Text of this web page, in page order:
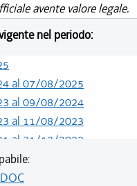
avente valore legale.
nel periodo:
al 07/08/2025
al 09/08/2024
al 11/08/2023
al 31/12/2022
al 19/05/2021
al 11/11/2020
DOC